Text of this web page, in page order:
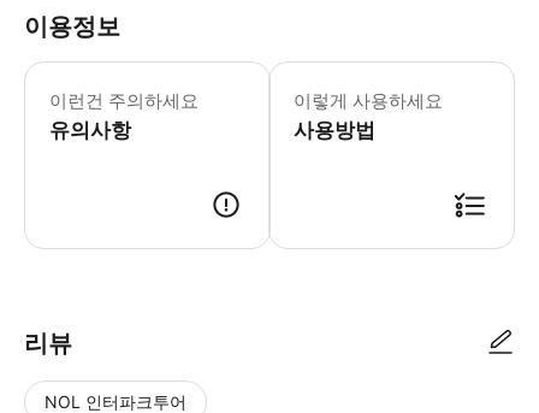
이용정보
이런건 주의하세요
유의사항
모든 연령층에게 적합합니다 가족, 친
이렇게 사용하세요
사용방법
리뷰
NOL 인터파크투어